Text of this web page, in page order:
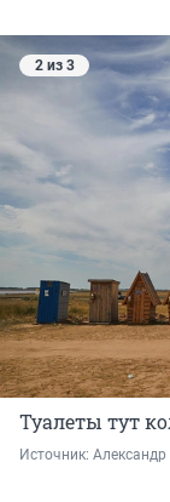
2 из 3
Туалеты тут
Источник: Александр